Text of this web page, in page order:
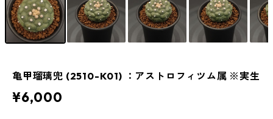
亀甲瑠璃兜 (2510-K01) ：アストロフィツム属 ※実生
¥6,000